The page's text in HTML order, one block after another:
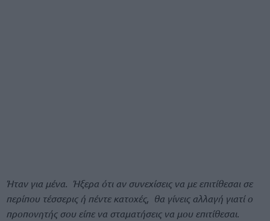
Ήταν για μένα. Ήξερα ότι αν συνεχίσεις να με επιτίθεσαι σε
περίπου τέσσερις ή πέντε κατοχές, θα γίνεις αλλαγή γιατί ο
προπονητής σου είπε να σταματήσεις να μου επιτίθεσαι.